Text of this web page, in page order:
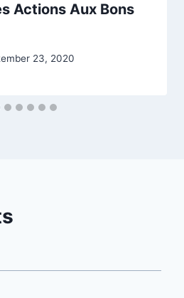
Actions Aux Bons
23, 2020